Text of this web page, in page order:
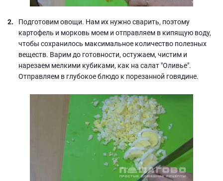
Подготовим овощи. Нам их нужно сварить, поэтому
картофель и морковь моем и отправляем в кипящую воду,
чтобы сохранилось максимальное количество полезных
веществ. Варим до готовности, остужаем, чистим и
нарезаем мелкими кубиками, как на салат "Оливье".
Отправляем в глубокое блюдо к порезанной говядине.